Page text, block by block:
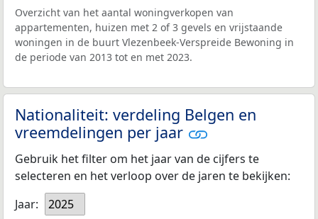
Overzicht van het aantal woningverkopen van
appartementen, huizen met 2 of 3 gevels en vrijstaande
woningen in de buurt Vlezenbeek-Verspreide Bewoning in
de periode van 2013 tot en met 2023.
Nationaliteit: verdeling Belgen en
vreemdelingen per jaar
Gebruik het filter om het jaar van de cijfers te
selecteren en het verloop over de jaren te bekijken:
Jaar:
2025